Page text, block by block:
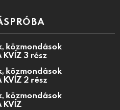
közmondások
KVÍZ 3 rész
közmondások
KVÍZ 2 rész
közmondások
KVÍZ